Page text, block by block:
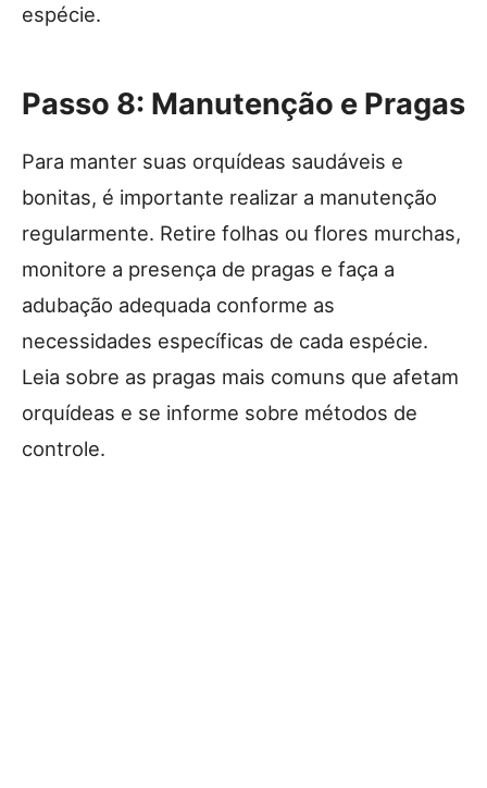
espécie.
Passo 8: Manutenção e Pragas
Para manter suas orquídeas saudáveis e
bonitas, é importante realizar a manutenção
regularmente. Retire folhas ou flores murchas,
monitore a presença de pragas e faça a
adubação adequada conforme as
necessidades específicas de cada espécie.
Leia sobre as pragas mais comuns que afetam
orquídeas e se informe sobre métodos de
controle.